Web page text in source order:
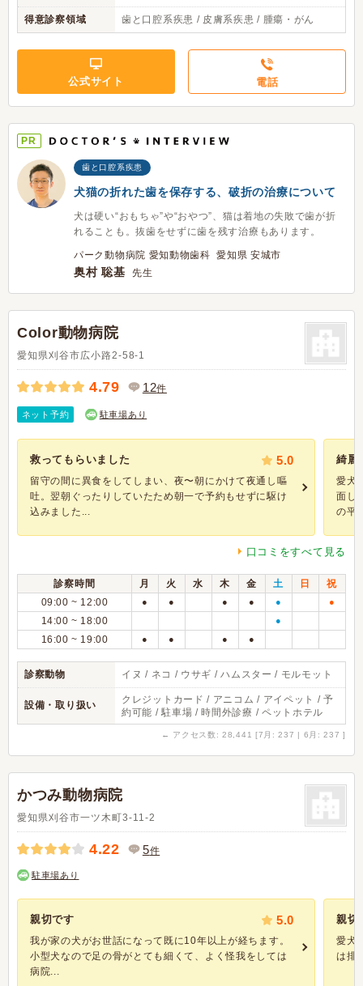
得意診察領域 歯と口腔系疾患 / 皮膚系疾患 / 腫瘍・がん
公式サイト 電話
PR
歯と口腔系疾患
犬猫の折れた歯を保存する、破折の治療について
犬は硬い“おもちゃ”や“おやつ”、猫は着地の失敗で歯が折
れることも。抜歯をせずに歯を残す治療もあります。
パーク動物病院 愛知動物歯科 愛知県 安城市
奥村 聡基 先生
Color動物病院
愛知県刈谷市広小路2-58-1
4.79 12件
ネット予約 駐車場あり
救ってもらいました 5.0
留守の間に異食をしてしまい、夜〜朝にかけて夜通し嘔
吐。翌朝ぐったりしていたため朝一で予約もせずに駆け
込みました...
綺麗
愛犬
面し
の平
口コミをすべて見る
診察時間 月 火 水 木 金 土 日
祝
09:00 ~ 12:00
● ● ● ● ● ●
14:00 ~ 18:00 ●
16:00 ~ 19:00 ● ● ● ●
診察動物 イヌ / ネコ / ウサギ / ハムスター / モルモット
設備・取り扱い
クレジットカード / アニコム / アイペット / 予
約可能 / 駐車場 / 時間外診療 / ペットホテル
← アクセス数: 28,441 [7月: 237 | 6月: 237 ]
かつみ動物病院
愛知県刈谷市一ツ木町3-11-2
4.22 5件
駐車場あり
親切です 5.0
我が家の犬がお世話になって既に10年以上が経ちます。
小型犬なので足の骨がとても細くて、よく怪我をしては
病院...
親切
愛犬
は排